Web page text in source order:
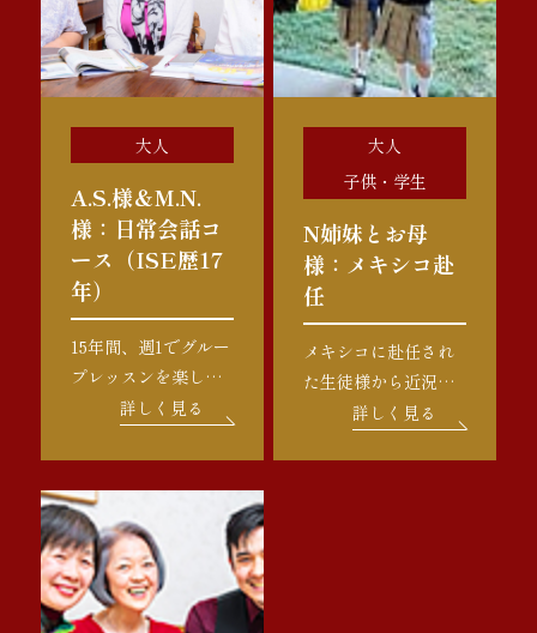
大人
A.S.様＆M.N.
様：日常会話コ
ース（ISE歴17
年）
15年間、週1でグルー
プレッスンを楽しま
れているお二人。受
お二人に会うのを楽
しみにしています。
実は15年前は全くの
ビギナーだったお二
人に「ミシェル先生
が最近は準１級のレ
詳しく見る
大人
子供・学生
N姉妹とお母
様：メキシコ赴
任
メキシコに赴任され
た生徒様から近況報
告 こちらメキシコに
詳しく見る